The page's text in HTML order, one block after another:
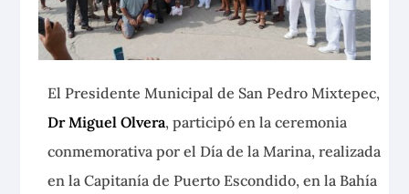
El Presidente Municipal de San Pedro Mixtepec,
Dr Miguel Olvera, participó en la ceremonia
conmemorativa por el Día de la Marina, realizada
en la Capitanía de Puerto Escondido, en la Bahía